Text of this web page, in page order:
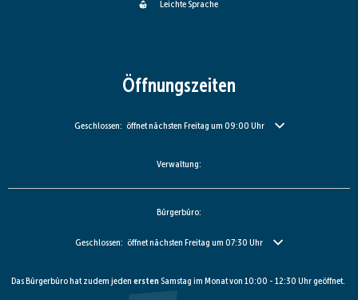
Leichte Sprache
Öffnungszeiten
Klicken, um weitere Öffnungs- oder Schließzeiten auszublenden
Geschlossen: öffnet nächsten Freitag um 09:00 Uhr
Verwaltung:
Bürgerbüro:
Klicken, um weitere Öffnungs- oder Schließzeiten auszublenden
Geschlossen: öffnet nächsten Freitag um 07:30 Uhr
Das Bürgerbüro hat zudem jeden ersten Samstag im Monat von 10:00 - 12:30 Uhr geöffnet.